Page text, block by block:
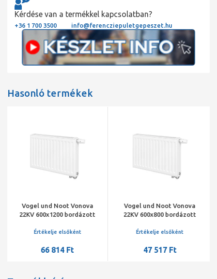
Kérdése van a termékkel kapcsolatban?
+36 1 700 3500 info@ferencziepuletgepeszet.hu
Hasonló termékek
Vogel und Noot Vonova
22KV 600x1200 bordázott
Értékelje elsőként
66 814 Ft
Vogel und Noot Vonova
22KV 600x800 bordázott
Értékelje elsőként
47 517 Ft